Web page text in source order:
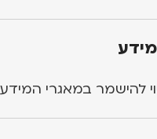
להישמר במאגרי